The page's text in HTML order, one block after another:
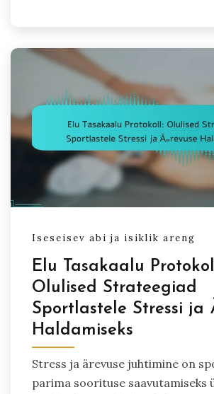
Iseseisev abi ja isiklik areng
Elu Tasakaalu
Olulised Strateegiad
Sportlastele Stressi ja
Haldamiseks
Stress ja ärevuse juhtimine on
parima soorituse saavutamiseks